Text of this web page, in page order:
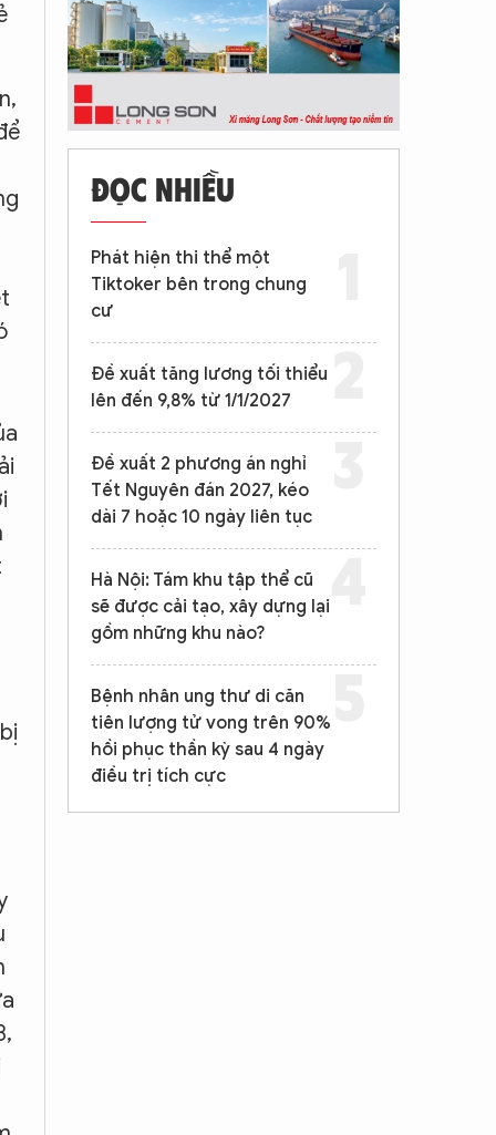
ĐỌC NHIỀU
Phát hiện thi thể một
Tiktoker bên trong chung
cư
Đề xuất tăng lương tối thiểu
lên đến 9,8% từ 1/1/2027
Đề xuất 2 phương án nghỉ
Tết Nguyên đán 2027, kéo
dài 7 hoặc 10 ngày liên tục
Hà Nội: Tám khu tập thể cũ
sẽ được cải tạo, xây dựng lại
gồm những khu nào?
Bệnh nhân ung thư di căn
tiên lượng tử vong trên 90%
hồi phục thần kỳ sau 4 ngày
điều trị tích cực